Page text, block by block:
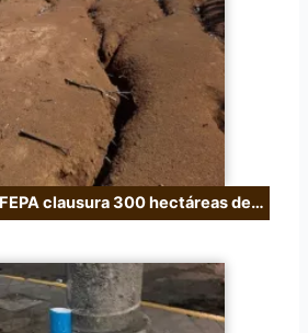
clausura 300 hectáreas de…